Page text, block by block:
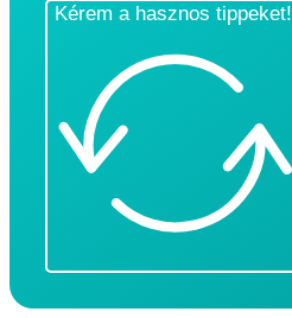
Kérem a hasznos tippeket!